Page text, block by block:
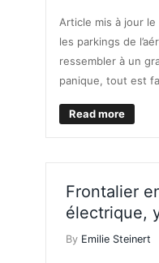
Article mis à jour
les parkings de
ressembler à un
panique, tout est
Read more
Frontalier
électrique,
By Emilie Steinert